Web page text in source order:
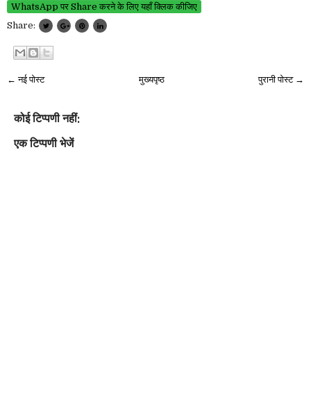
WhatsApp पर Share करने के लिए यहाँ क्लिक कीजिए
Share:
← नई पोस्ट पुरानी पोस्ट →
मुख्यपृष्ठ
कोई टिप्पणी नहीं:
एक टिप्पणी भेजें